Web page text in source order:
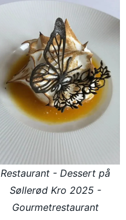
Restaurant - Dessert på
Søllerød Kro 2025 -
Gourmetrestaurant